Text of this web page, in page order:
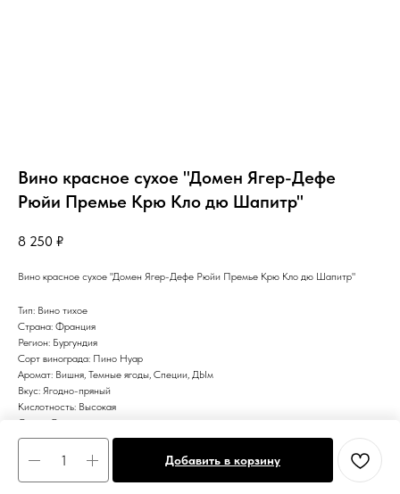
Вино красное сухое "Домен Ягер-Дефе
Рюйи Премье Крю Кло дю Шапитр"
8 250 ₽
Добавить в корзину
Вино красное сухое "Домен Ягер-Дефе Рюйи Премье Крю Кло дю Шапитр"
Тип: Вино тихое
Страна: Франция
Регион: Бургундия
Сорт винограда: Пино Нуар
Аромат: Вишня, Темные ягоды, Специи, ДЫм
Вкус: Ягодно-пряный
Кислотность: Высокая
Сахар: Сухое
Цвет: Красное